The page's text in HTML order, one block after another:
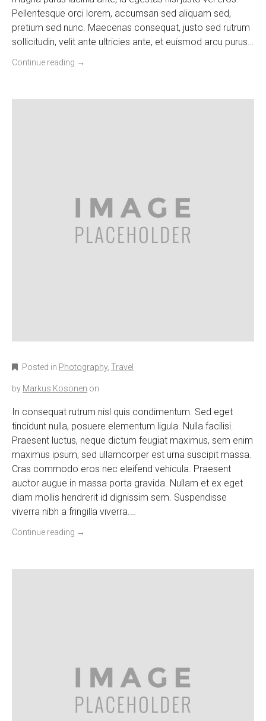
Pellentesque orci lorem, accumsan sed aliquam sed,
pretium sed nunc. Maecenas consequat, justo sed rutrum
sollicitudin, velit ante ultricies ante, et euismod arcu purus…
Continue reading →
Posted in Photography, Travel
by Markus Kosonen on
In consequat rutrum nisl quis condimentum. Sed eget
tincidunt nulla, posuere elementum ligula. Nulla facilisi.
Praesent luctus, neque dictum feugiat maximus, sem enim
maximus ipsum, sed ullamcorper est urna suscipit massa.
Cras commodo eros nec eleifend vehicula. Praesent
auctor augue in massa porta gravida. Nullam et ex eget
diam mollis hendrerit id dignissim sem. Suspendisse
viverra nibh a fringilla viverra.…
Continue reading →